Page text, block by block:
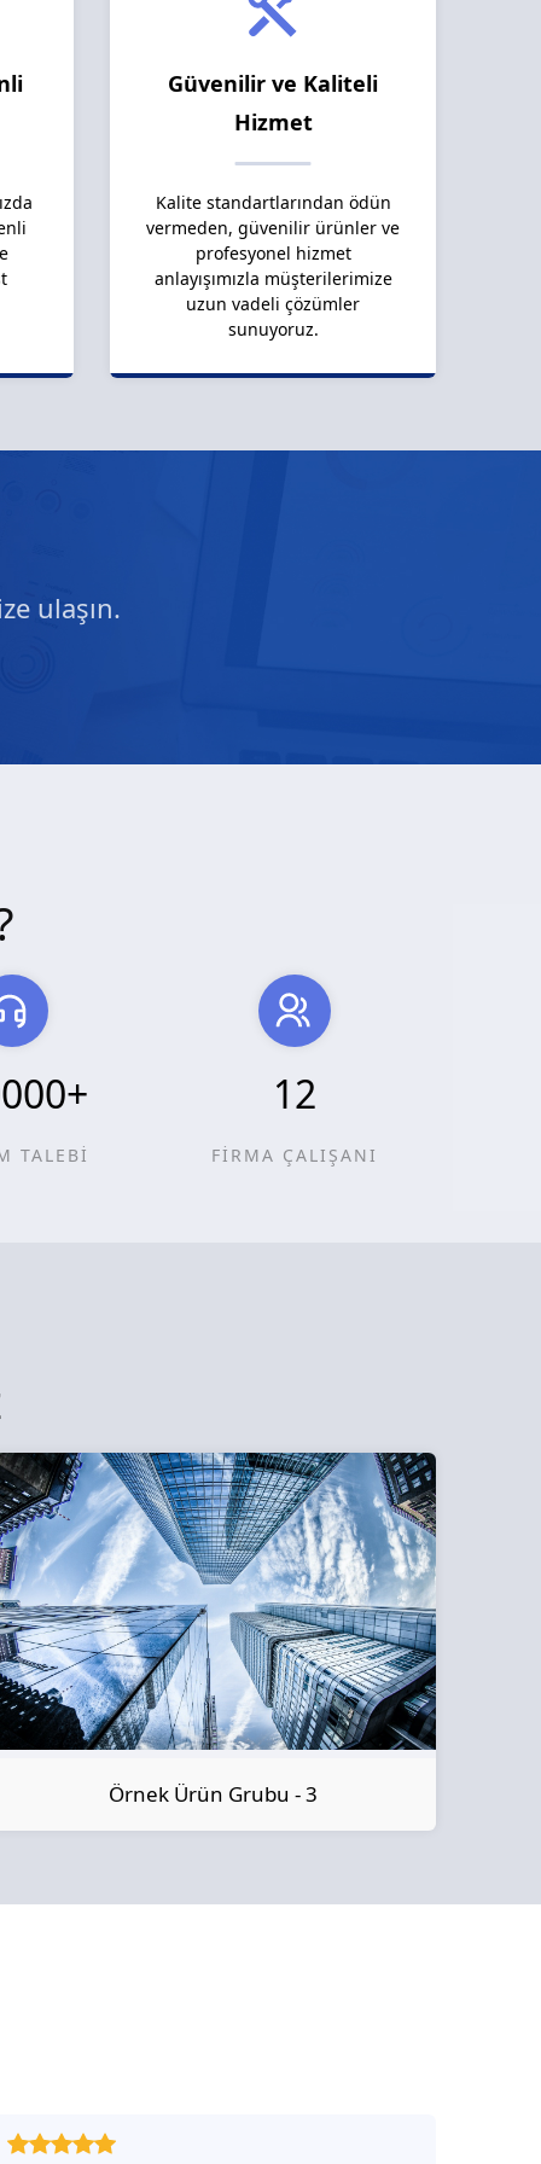
Güvenilir ve Kaliteli
Hizmet
Kalite standartlarından ödün
vermeden, güvenilir ürünler ve
profesyonel hizmet
anlayışımızla müşterilerimize
uzun vadeli çözümler
sunuyoruz.
ulaşın.
+
TALEBİ
12
FİRMA ÇALIŞANI
Örnek Ürün Grubu - 3